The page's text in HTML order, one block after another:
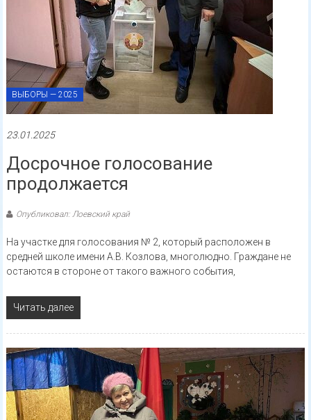
ВЫБОРЫ — 2025
23.01.2025
Досрочное голосование
продолжается
Опубликовал: Лоевский край
На участке для голосования № 2, который расположен в
средней школе имени А.В. Козлова, многолюдно. Граждане не
остаются в стороне от такого важного события,
Читать далее